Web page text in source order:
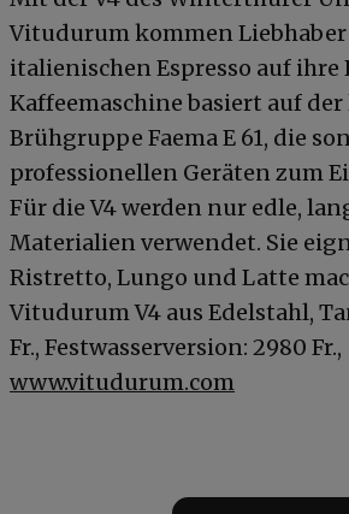
Vitudurum kommen Liebhaber
italienischen Espresso auf ihre
Kaffeemaschine basiert auf
Brühgruppe Faema E 61, die
professionellen Geräten zum
Für die V4 werden nur edle,
Materialien verwendet. Sie
Ristretto, Lungo und Latte
Vitudurum V4 aus Edelstahl,
Fr., Festwasserversion: 2980 Fr.,
www.vitudurum.com